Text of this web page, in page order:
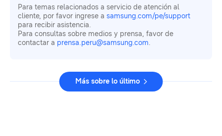
Para temas relacionados a servicio de atención al
cliente, por favor ingrese a samsung.com/pe/support
para recibir asistencia.
Para consultas sobre medios y prensa, favor de
contactar a prensa.peru@samsung.com.
Más sobre lo último